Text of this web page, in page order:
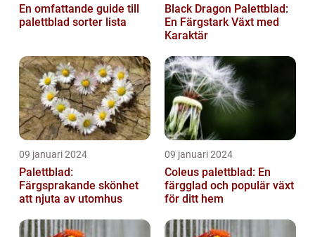
En omfattande guide till
palettblad sorter lista
Black Dragon Palettblad:
En Färgstark Växt med
Karaktär
09 januari 2024
Palettblad:
Färgsprakande skönhet
att njuta av utomhus
09 januari 2024
Coleus palettblad: En
färgglad och populär växt
för ditt hem